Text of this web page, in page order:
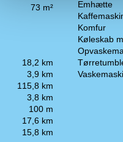
73 m²
18,2 km
3,9 km
115,8 km
3,8 km
100 m
17,6 km
15,8 km
Emhætte
Komfur
Køleskab